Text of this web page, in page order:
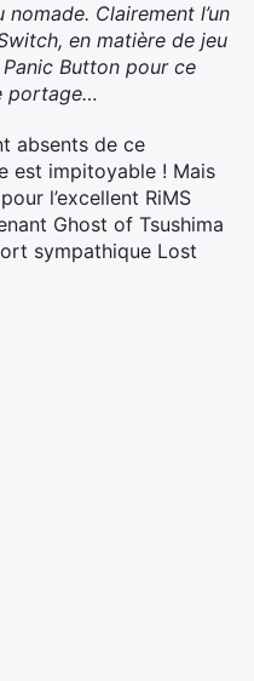
Clairement l’un
en matière de jeu
Button pour ce
portage…
absents de ce
est impitoyable ! Mais
l’excellent RiMS
Ghost of Tsushima
sympathique Lost